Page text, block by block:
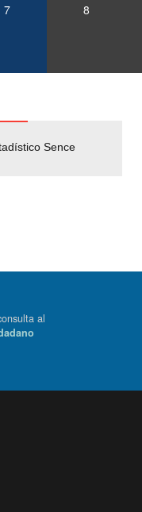
7 8
Sence
Solicitud Audiencias y
consulta al